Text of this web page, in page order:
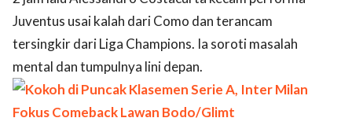
Juventus usai kalah dari Como dan terancam
tersingkir dari Liga Champions. Ia soroti masalah
mental dan tumpulnya lini depan.